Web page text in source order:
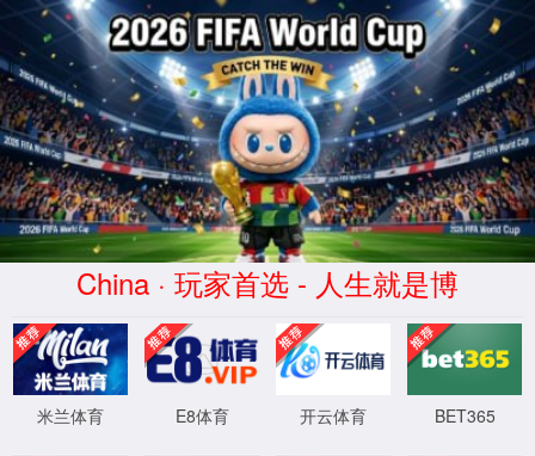
3522vip浦京集团(中国股份)有限公司官网
单向流新风消毒机 购买